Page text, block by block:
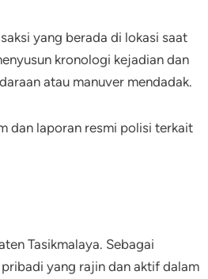
yang berada di lokasi saat
kronologi kejadian dan
atau manuver mendadak.
dan laporan resmi polisi terkait
Tasikmalaya. Sebagai
yang rajin dan aktif dalam